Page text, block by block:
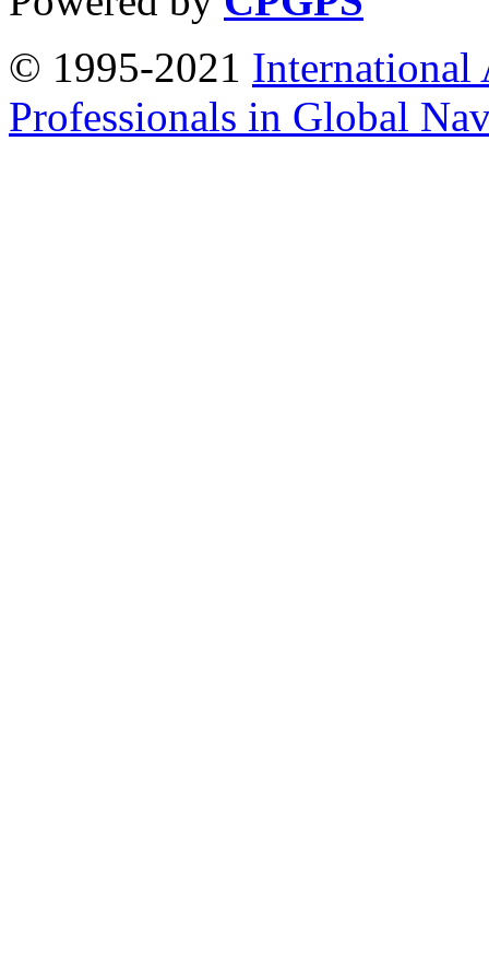
© 1995-2021 International
Professionals in Global